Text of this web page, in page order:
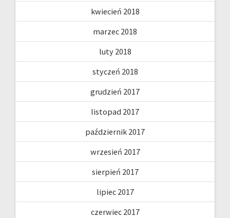
kwiecień 2018
marzec 2018
luty 2018
styczeń 2018
grudzień 2017
listopad 2017
październik 2017
wrzesień 2017
sierpień 2017
lipiec 2017
czerwiec 2017